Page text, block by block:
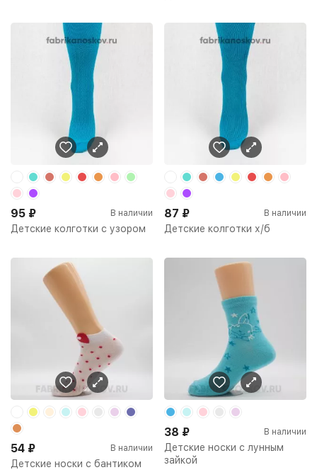
Детские колготки с узором
95 ₽ В наличии
Детские колготки х/б
87 ₽ В наличии
Детские носки с бантиком
54 ₽ В наличии
Детские носки с лунным
зайкой
38 ₽ В наличии